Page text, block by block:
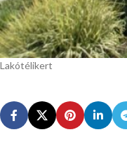
Lakótélikert